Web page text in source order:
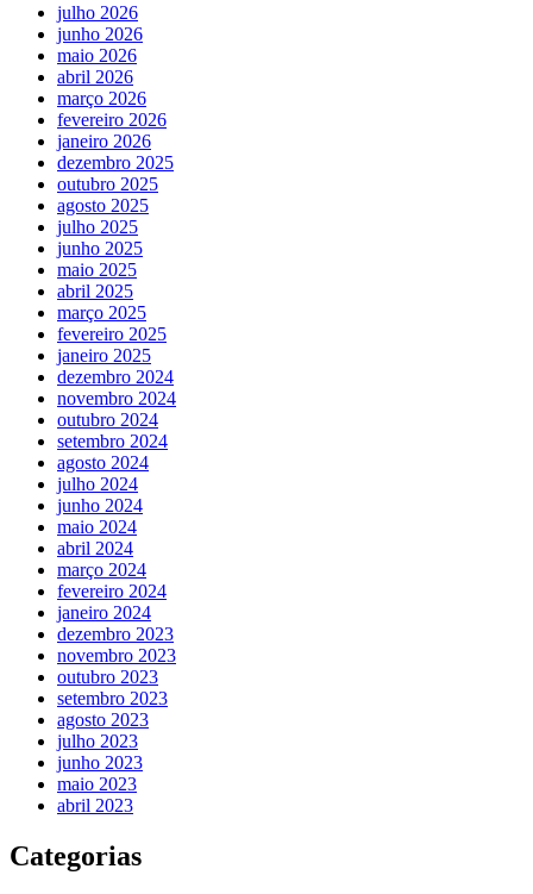
julho 2026
junho 2026
maio 2026
abril 2026
março 2026
fevereiro 2026
janeiro 2026
dezembro 2025
outubro 2025
agosto 2025
julho 2025
junho 2025
maio 2025
abril 2025
março 2025
fevereiro 2025
janeiro 2025
dezembro 2024
novembro 2024
outubro 2024
setembro 2024
agosto 2024
julho 2024
junho 2024
maio 2024
abril 2024
março 2024
fevereiro 2024
janeiro 2024
dezembro 2023
novembro 2023
outubro 2023
setembro 2023
agosto 2023
julho 2023
junho 2023
maio 2023
abril 2023
Categorias